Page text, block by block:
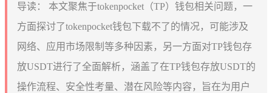
导读：
本文聚焦于tokenpocket（TP）钱包相关问题，一
方面探讨了tokenpocket钱包下载不了的情况，可能涉及
网络、应用市场限制等多种因素，另一方面对TP钱包存
放USDT进行了全面解析，涵盖了在TP钱包存放USDT的
操作流程、安全性考量、潜在风险等内容，旨在为用户